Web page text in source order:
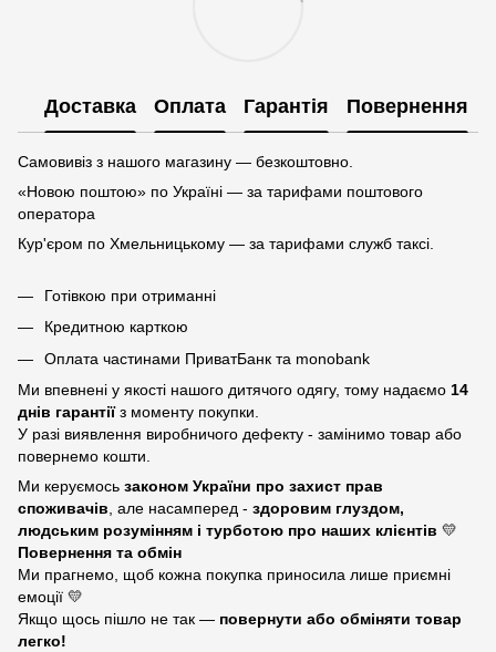
Доставка Оплата Гарантія Повернення
Самовивіз з нашого магазину — безкоштовно.
«Новою поштою» по Україні — за тарифами поштового
оператора
Кур'єром по Хмельницькому — за тарифами служб таксі.
Готівкою при отриманні
Кредитною карткою
Оплата частинами ПриватБанк та monobank
Ми впевнені у якості нашого дитячого одягу, тому надаємо 14
днів гарантіїз моменту покупки.
У разі виявлення виробничого дефекту - замінимо товар або
повернемо кошти.
Ми керуємось законом України про захист прав
споживачів , але насамперед - здоровим глуздом,
людським розумінням і турботою про наших клієнтів 💛
Повернення та обмін
Ми прагнемо, щоб кожна покупка приносила лише приємні
емоції 💛
Якщо щось пішло не так — повернути або обміняти товар
легко!